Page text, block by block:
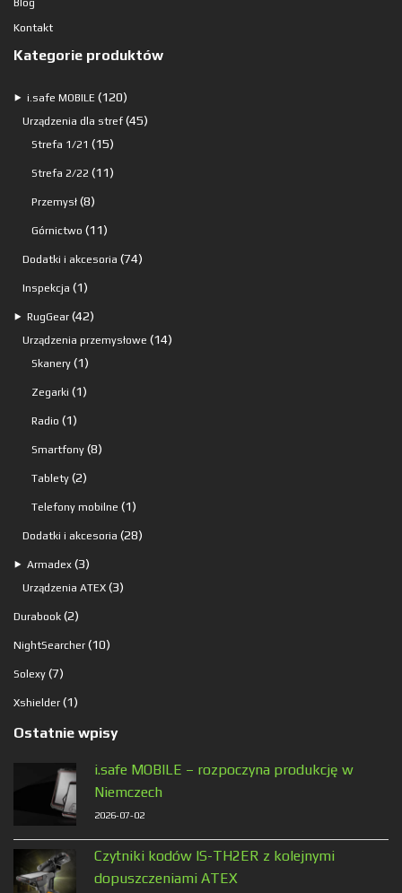
Kontakt
Kategorie produktów
⯈ i.safe MOBILE 120120
produktów
Urządzenia dla stref 4545
Strefa 1/21 1515
produktów
Strefa 2/22 1111
Przemysł 88
produktów
Górnictwo 1111
produktów
Dodatki i akcesoria 7474
Inspekcja 11
produkt
⯈ RugGear 4242
produkty
Urządzenia przemysłowe 1414
Skanery 11
produkt
Zegarki 11
Radio 11
produkt
Smartfony 88
Tablety 22
produkty
Telefony mobilne 11
produkt
Dodatki i akcesoria 2828
⯈ Armadex 33
produkty
Urządzenia ATEX 33
Durabook 22
produkty
NightSearcher 1010
Solexy 77
produktów
Xshielder 11
Ostatnie wpisy
i.safe MOBILE – rozpoczyna produkcję w
Niemczech
2026-07-02
Czytniki kodów IS-TH2ER z kolejnymi
dopuszczeniami ATEX